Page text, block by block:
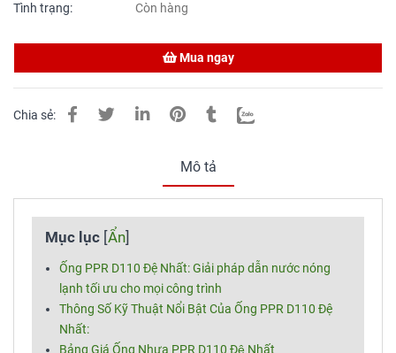
Tình trạng: Còn hàng
Mua ngay
Chia sẻ:
Mô tả
Mục lục [Ẩn]
Ống PPR D110 Đệ Nhất: Giải pháp dẫn nước nóng
lạnh tối ưu cho mọi công trình
Thông Số Kỹ Thuật Nổi Bật Của Ống PPR D110 Đệ
Nhất: